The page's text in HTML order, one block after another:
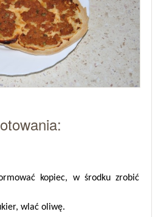
kopiec, w środku zrobić
wlać oliwę.